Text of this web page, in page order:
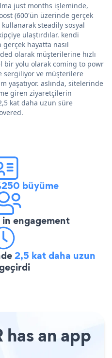
just months işleminde,
(600'ün üzerinde gerçek
steadily sosyal
ulaştırdılar. kendi
hayatta nasıl
olarak müşterilerine hızlı
bir yolu olarak coming to powr
sergiliyor ve müşterilere
yaşatıyor. aslında, sitelerinde
giren ziyaretçilerin
kat daha uzun süre
büyüme
in engagement
2,5 kat daha uzun
has an app